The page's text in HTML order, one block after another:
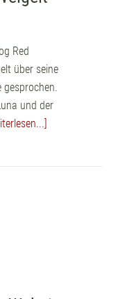
Red
über seine
gesprochen.
und der